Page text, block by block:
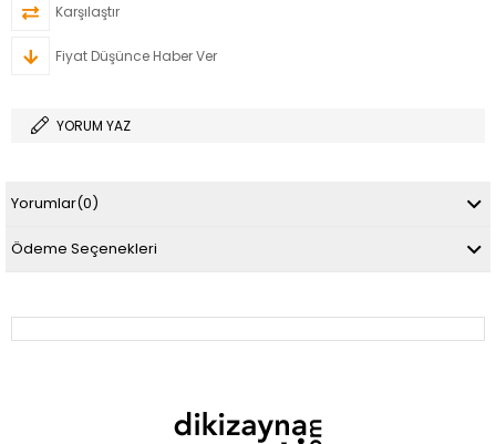
Karşılaştır
Fiyat Düşünce Haber Ver
YORUM YAZ
Yorumlar(0)
Ödeme Seçenekleri